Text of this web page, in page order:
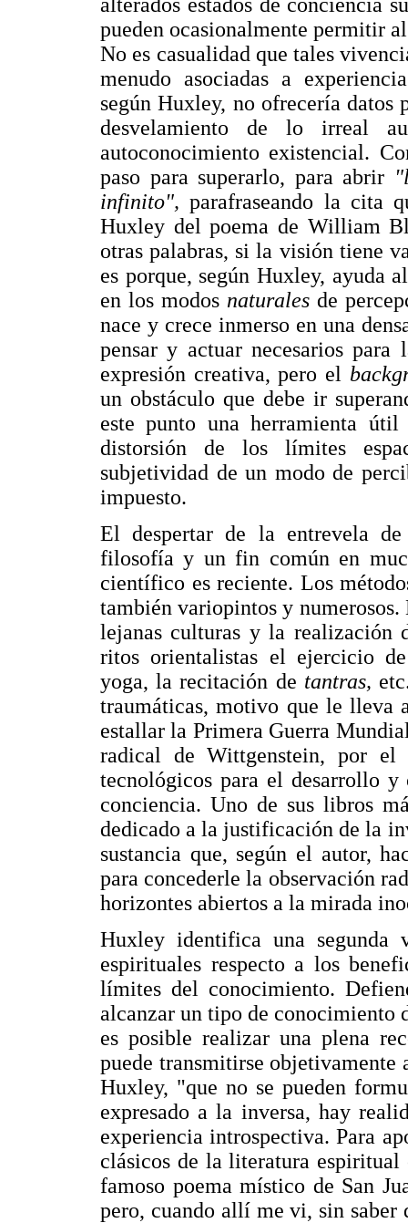
alterados estados de conciencia
pueden ocasionalmente permitir
No es casualidad que tales
menudo asociadas a
según Huxley, no ofrecería datos
desvelamiento de lo irreal
autoconocimiento existencial.
paso para superarlo, para abrir
infinito",parafraseando la cita
Huxley del poema de William
otras palabras, si la visión tiene
es porque, según Huxley, ayuda
en los modos naturales de
nace y crece inmerso en una
pensar y actuar necesarios
expresión creativa, pero el
un obstáculo que debe ir
este punto una herramienta
distorsión de los límites
subjetividad de un modo de
impuesto.
El despertar de la entrevela
filosofía y un fin común en
científico es reciente. Los
también variopintos y
lejanas culturas y la realización
ritos orientalistas el ejercicio
yoga, la recitación de tantras,
traumáticas, motivo que le lleva
estallar la Primera Guerra
radical de Wittgenstein, por
tecnológicos para el desarrollo
conciencia. Uno de sus libros
dedicado a la justificación de la
sustancia que, según el autor,
para concederle la observación
horizontes abiertos a la mirada
Huxley identifica una segunda
espirituales respecto a los
límites del conocimiento.
alcanzar un tipo de conocimiento
es posible realizar una plena
puede transmitirse objetivamente
Huxley, "que no se pueden
expresado a la inversa, hay
experiencia introspectiva. Para
clásicos de la literatura
famoso poema místico de San
pero, cuando allí me vi, sin saber